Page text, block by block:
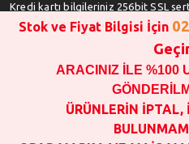
Kredi kartı bilgileriniz 256bit SSL
SATIN ALMA İŞLEMİ
STOK VE FİYAT
1000 TL VE ÜSTÜ
OPAR MARKA VE MAİS
GARANTİSİ
Stok ve Fiyat Bilgisi İçin
ARACINIZ İLE %100
ÜRÜNLERİN İPTAL,